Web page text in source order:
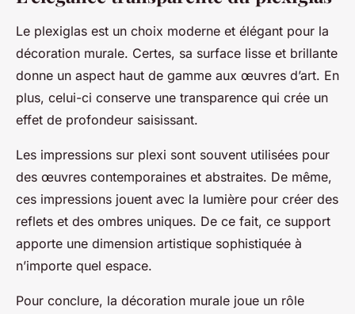
Le plexiglas est un choix moderne et élégant pour la
décoration murale. Certes, sa surface lisse et brillante
donne un aspect haut de gamme aux œuvres d’art. En
plus, celui-ci conserve une transparence qui crée un
effet de profondeur saisissant.
Les impressions sur plexi sont souvent utilisées pour
des œuvres contemporaines et abstraites. De même,
ces impressions jouent avec la lumière pour créer des
reflets et des ombres uniques. De ce fait, ce support
apporte une dimension artistique sophistiquée à
n’importe quel espace.
Pour conclure, la décoration murale joue un rôle